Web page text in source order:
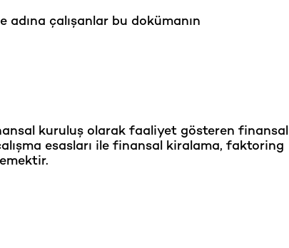
adına çalışanlar bu dokümanın
kuruluş olarak faaliyet gösteren finansal
esasları ile finansal kiralama, faktoring